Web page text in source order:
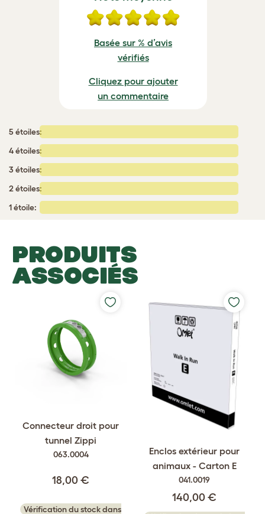
Basée sur % d’avis
vérifiés
Cliquez pour ajouter
un commentaire
5 étoiles:
4 étoiles:
3 étoiles:
2 étoiles:
1 étoile:
PRODUITS
ASSOCIÉS
Connecteur droit pour
tunnel Zippi
063.0004
18,00 €
Vérification du stock dans
Enclos extérieur pour
animaux - Carton E
041.0019
140,00 €